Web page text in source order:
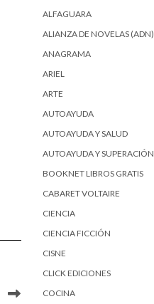
ALFAGUARA
ALIANZA DE NOVELAS (ADN)
ANAGRAMA
ARIEL
ARTE
AUTOAYUDA
AUTOAYUDA Y SALUD
AUTOAYUDA Y SUPERACIÓN
BOOKNET LIBROS GRATIS
CABARET VOLTAIRE
CIENCIA
CIENCIA FICCIÓN
CISNE
CLICK EDICIONES
COCINA